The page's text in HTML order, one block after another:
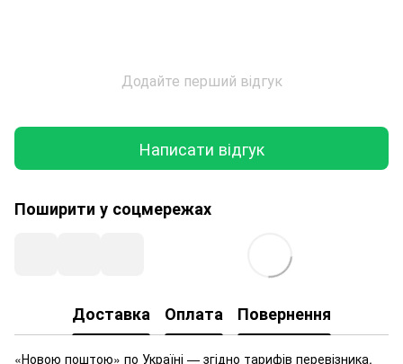
Додайте перший відгук
Написати відгук
Поширити у соцмережах
Доставка Оплата Повернення
«Новою поштою» по Україні — згідно тарифів перевізника.